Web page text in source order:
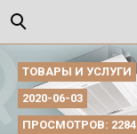
ТОВАРЫ И УСЛУГИ
2020-06-03
ПРОСМОТРОВ: 2284